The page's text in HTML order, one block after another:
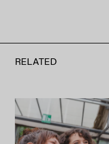
RELATED